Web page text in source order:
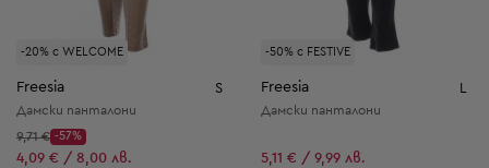
-20% с WELCOME
Freesia S
Дамски панталони
Начална цена:
9,71 €
Discount Price:
-57%
Намалена цена:
4,09 € / 8,00 лв.
-50% с FESTIVE
Freesia
Дамски панталони
5,11 € / 9,99 лв.